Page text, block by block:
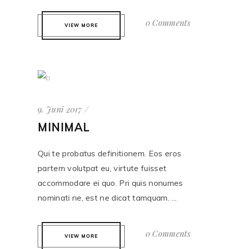
VIEW MORE 0 Comments
9. Juni 2017
MINIMAL
Qui te probatus definitionem. Eos eros
partem volutpat eu, virtute fuisset
accommodare ei quo. Pri quis nonumes
nominati ne, est ne dicat tamquam. ...
VIEW MORE 0 Comments